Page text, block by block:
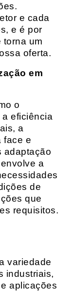
e cada
e é por
torna um
oferta.
em
o
eficiência
a
face e
adaptação
a
de
que
requisitos.
variedade
industriais,
aplicações